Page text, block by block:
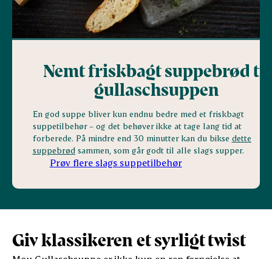
Nemt friskbagt suppebrød til
gullaschsuppen
En god suppe bliver kun endnu bedre med et friskbagt
suppetilbehør – og det behøver ikke at tage lang tid at
forberede. På mindre end 30 minutter kan du bikse dette
suppebrød sammen, som går godt til alle slags supper.
Prøv flere slags suppetilbehør
Giv klassikeren et syrligt twist